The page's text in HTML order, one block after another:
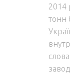
2014
тонн